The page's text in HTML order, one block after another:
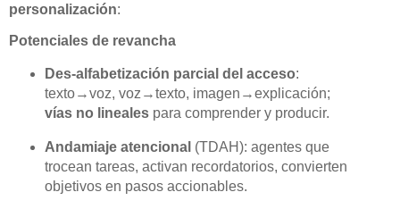
personalización:
Potenciales de revancha
Des-alfabetización parcial del acceso:
texto→voz, voz→texto, imagen→explicación;
vías no linealespara comprender y producir.
Andamiaje atencional (TDAH): agentes que
trocean tareas, activan recordatorios, convierten
objetivos en pasos accionables.